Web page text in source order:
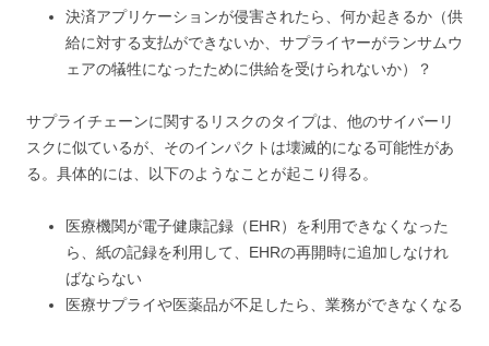
決済アプリケーションが侵害されたら、何か起きるか（供
給に対する支払ができないか、サプライヤーがランサムウ
ェアの犠牲になったために供給を受けられないか）？
サプライチェーンに関するリスクのタイプは、他のサイバーリ
スクに似ているが、そのインパクトは壊滅的になる可能性があ
る。具体的には、以下のようなことが起こり得る。
医療機関が電子健康記録（EHR）を利用できなくなった
ら、紙の記録を利用して、EHRの再開時に追加しなけれ
ばならない
医療サプライや医薬品が不足したら、業務ができなくなる